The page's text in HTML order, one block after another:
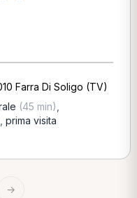
Farra Di Soligo (TV)
(45 min)
prima visita
→